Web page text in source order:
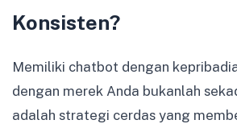
Konsisten?
Memiliki chatbot dengan
dengan merek Anda bukanlah
adalah strategi cerdas yang